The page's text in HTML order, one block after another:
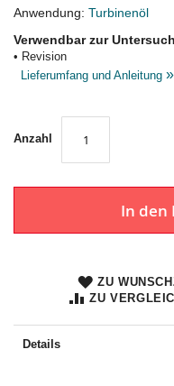
Anwendung: Turbinenöl
Verwendbar zur
• Revision
Lieferumfang und Anleitung »
Anzahl
In den
ZU
ZU
Details